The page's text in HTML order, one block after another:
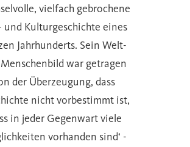
vielfach gebrochene
und Kulturgeschichte eines
Jahrhunderts. Sein Welt-
war getragen
der Überzeugung, dass
nicht vorbestimmt ist,
in jeder Gegenwart viele
vorhanden sind‘ -